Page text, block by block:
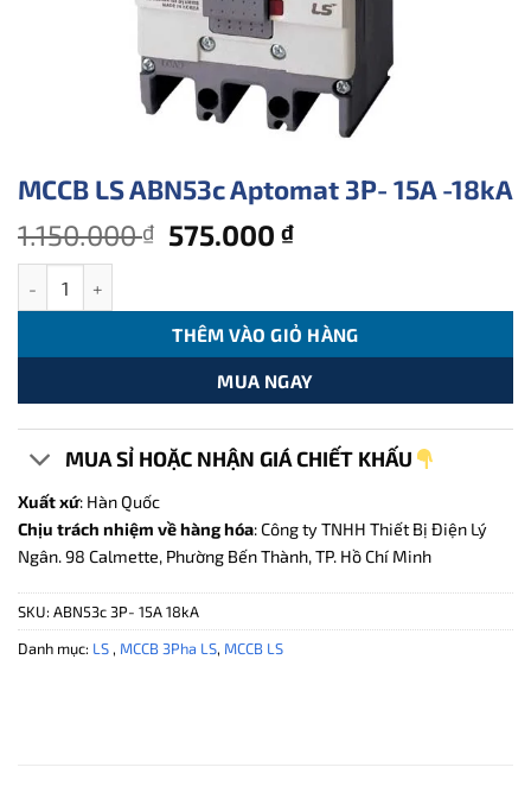
MCCB LS ABN53c Aptomat 3P- 15A -18kA
1.150.000₫ Giá
1.150.000 ₫.
575.000₫Giá
là:
575.000 ₫.
THÊM VÀO GIỎ HÀNG
MUA NGAY
MUA SỈ HOẶC NHẬN GIÁ CHIẾT KHẤU
Xuất xứ: Hàn Quốc
Chịu trách nhiệm về hàng hóa: Công ty TNHH Thiết Bị Điện Lý
Ngân. 98 Calmette, Phường Bến Thành, TP. Hồ Chí Minh
SKU: ABN53c 3P- 15A 18kA
Danh mục: LS , MCCB 3Pha LS, MCCB LS